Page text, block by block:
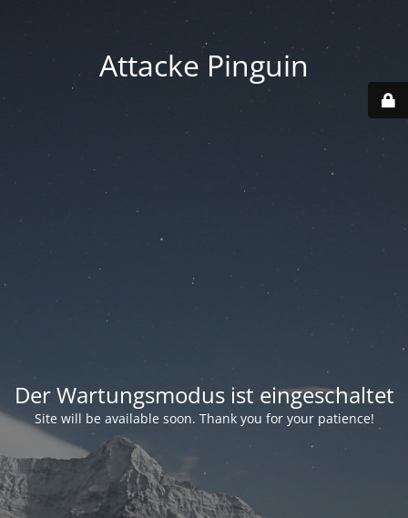
Attacke Pinguin
Der Wartungsmodus ist eingeschaltet
Site will be available soon. Thank you for your patience!